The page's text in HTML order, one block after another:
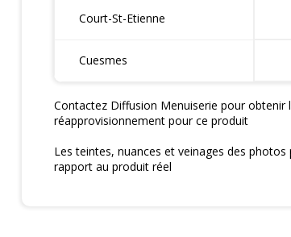
Court-St-Etienne
Cuesmes
Contactez Diffusion Menuiserie pour obtenir
réapprovisionnement pour ce produit
Les teintes, nuances et veinages des photos
rapport au produit réel